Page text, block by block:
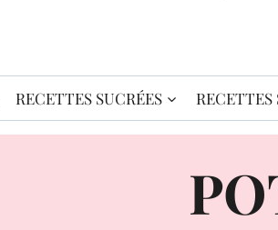
RECETTES SUCRÉES RECETTES